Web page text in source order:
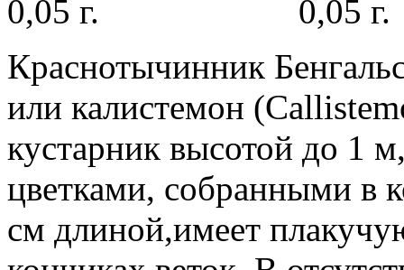
Краснотычинник
или калистемон
кустарник высотой до 1
цветками, собранными в
см длиной,имеет